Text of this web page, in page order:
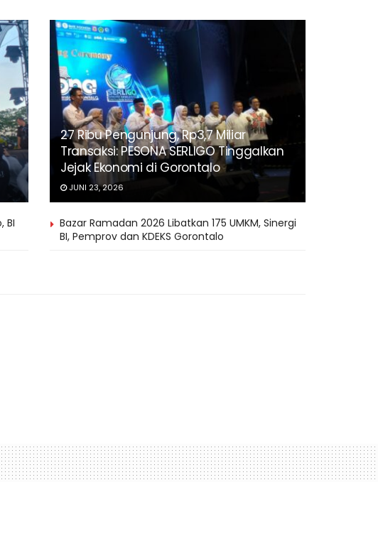
27 Ribu Pengunjung, Rp3,7 Miliar
Transaksi: PESONA SERLIGO Tinggalkan
Jejak Ekonomi di Gorontalo
JUNI 23, 2026
BI
Bazar Ramadan 2026 Libatkan 175 UMKM, Sinergi
BI, Pemprov dan KDEKS Gorontalo